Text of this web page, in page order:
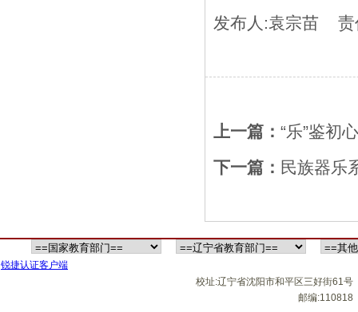
发布人:袁宗苗 责
上一篇： “乐”鉴初
下一篇： 民族器乐
锐捷认证客户端
校址:辽宁省沈阳市和平区三好街61号
邮编:110818